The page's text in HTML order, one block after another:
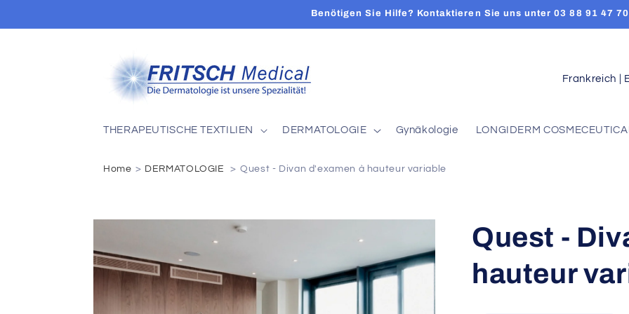
Inhalt
Benötigen Sie Hilfe? Kontaktieren Sie uns unter 03 88 91 47
THERAPEUTISCHE TEXTILIEN DERMATOLOGIE Gynäkologie LONGIDERM
i
o
Home DERMATOLOGIE Quest - Divan d'examen à hauteur variable
Zu
springen
Quest -
hauteur